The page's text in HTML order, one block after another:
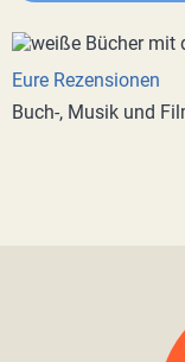
Eure Rezensionen
Buch-, Musik und